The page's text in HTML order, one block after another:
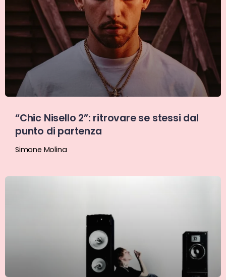
“Chic Nisello 2”: ritrovare se stessi dal
punto di partenza
Simone Molina